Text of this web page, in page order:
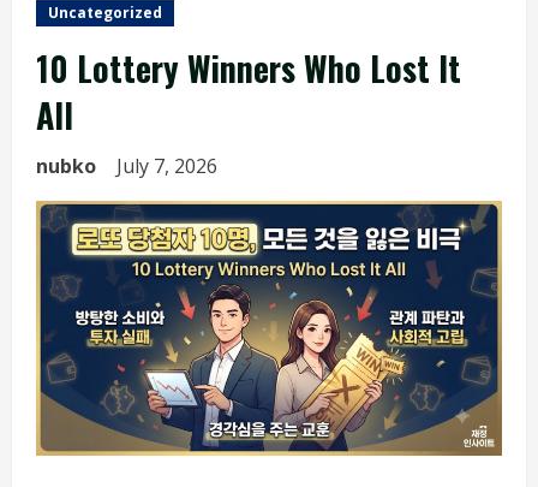
Uncategorized
10 Lottery Winners Who Lost It
All
nubko July 7, 2026